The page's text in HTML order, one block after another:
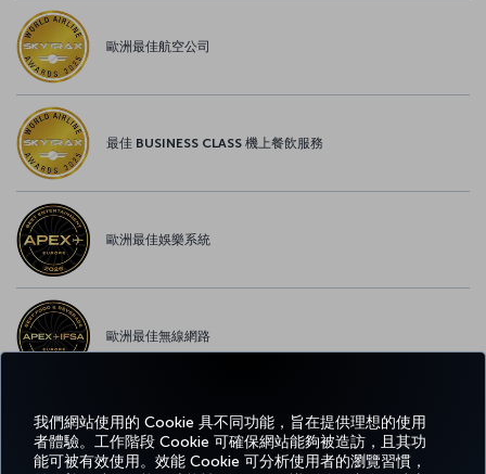
我們網站使用的 Cookie 具不同功能，旨在提供理想的使用
者體驗。工作階段 Cookie 可確保網站能夠被造訪，且其功
能可被有效使用。效能 Cookie 可分析使用者的瀏覽習慣，
歐洲最佳航空公司
最佳 BUSINESS CLASS 機上餐飲服務
歐洲最佳娛樂系統
歐洲最佳無線網路
Facebook
TwitterInstagram
YouTubeLinkedIn
Tiktok部落格Pinterest